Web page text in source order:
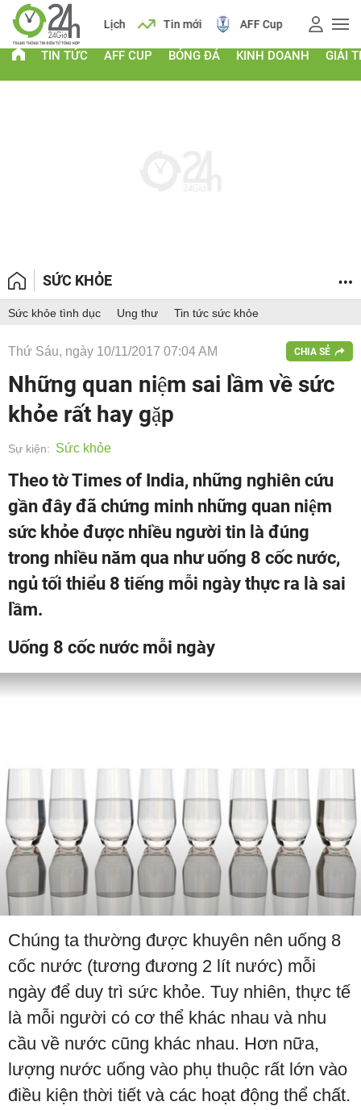
Lịch Tin mới AFF Cup Điểm chuẩn 2026
TIN TỨC AFF CUP BÓNG ĐÁ KINH DOANH GIẢI
SỨC KHỎE
Sức khỏe tình dục Ung thư Tin tức sức khỏe
Thứ Sáu, ngày 10/11/2017 07:04 AM CHIA SẺ
Những quan niệm sai lầm về sức
khỏe rất hay gặp
Sự kiện: Sức khỏe
Theo tờ Times of India, những nghiên cứu
gần đây đã chứng minh những quan niệm
sức khỏe được nhiều người tin là đúng
trong nhiều năm qua như uống 8 cốc nước,
ngủ tối thiểu 8 tiếng mỗi ngày thực ra là sai
lầm.
Uống 8 cốc nước mỗi ngày
Chúng ta thường được khuyên nên uống 8
cốc nước (tương đương 2 lít nước) mỗi
ngày để duy trì sức khỏe. Tuy nhiên, thực tế
là mỗi người có cơ thể khác nhau và nhu
cầu về nước cũng khác nhau. Hơn nữa,
lượng nước uống vào phụ thuộc rất lớn vào
điều kiện thời tiết và các hoạt động thể chất.